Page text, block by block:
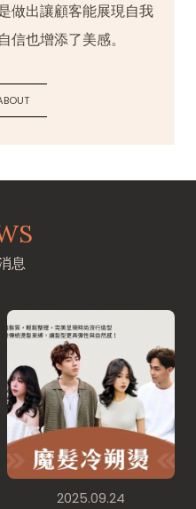
做出讓顧客能展現自我
信也增添了美感。
息
2025.09.24